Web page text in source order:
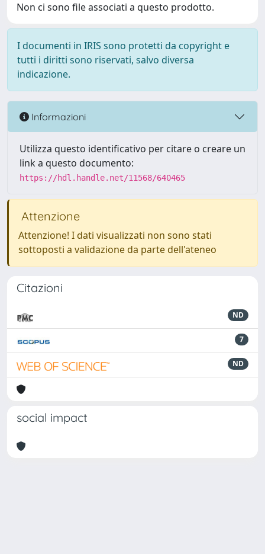
Non ci sono file associati a questo prodotto.
I documenti in IRIS sono protetti da copyright e
tutti i diritti sono riservati, salvo diversa
indicazione.
Informazioni
Utilizza questo identificativo per citare o creare un
link a questo documento:
https://hdl.handle.net/11568/640465
Attenzione
Attenzione! I dati visualizzati non sono stati
sottoposti a validazione da parte dell'ateneo
Citazioni
ND
7
ND
social impact